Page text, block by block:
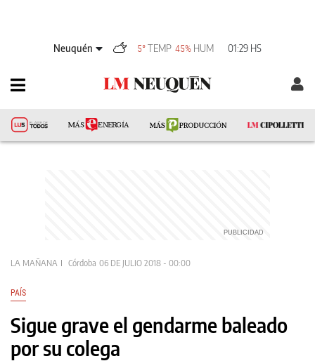
Neuquén 5°TEMP 45% HUM 01:29 HS
LA MAÑANA Córdoba 06 DE JULIO 2018 - 00:00
PAÍS
Sigue grave el gendarme baleado
por su colega